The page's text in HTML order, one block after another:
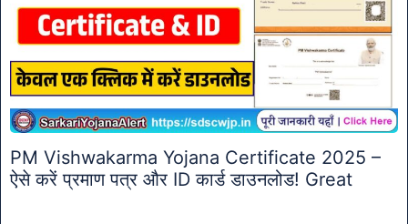
PM Vishwakarma Yojana Certificate 2025 –
ऐसे करें प्रमाण पत्र और ID कार्ड डाउनलोड! Great